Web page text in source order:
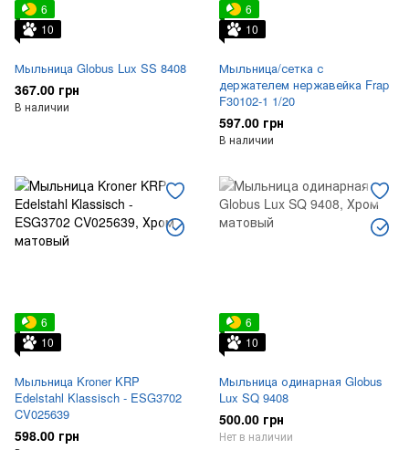
6
10
Мыльница Globus Lux SS 8408
367.00 грн
В наличии
6
10
Мыльница/сетка с
держателем нержавейка Frap
F30102-1 1/20
597.00 грн
В наличии
6
10
Мыльница Kroner KRP
Edelstahl Klassisch - ESG3702
CV025639
598.00 грн
6
10
Мыльница одинарная Globus
Lux SQ 9408
500.00 грн
Нет в наличии